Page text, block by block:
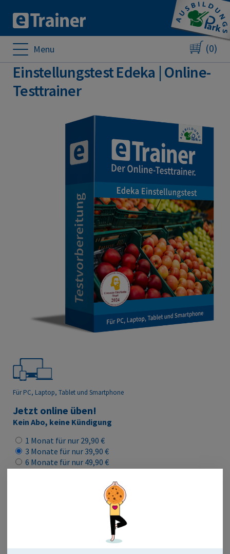
Menu (0)
Einstellungstest Edeka | Online-
Testtrainer
Für PC, Laptop, Tablet und Smartphone
Jetzt online üben!
Kein Abo, keine Kündigung
1 Monat für nur 29,90 €
3 Monate für nur 39,90 €
6 Monate für nur 49,90 €
Geeignet für Ausbildung, Beruf und Studium!